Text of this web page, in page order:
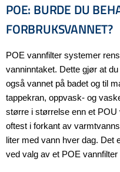
POE: BURDE DU
FORBRUKSVANNET?
POE vannfilter systemer
vanninntaket. Dette gjør at
også vannet på badet og til
tappekran, oppvask- og
større i størrelse enn et
oftest i forkant av
liter med vann hver dag. Det
ved valg av et POE